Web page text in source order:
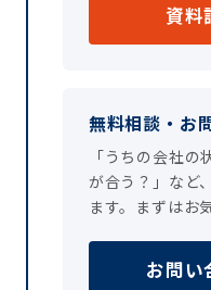
資料
無料相談・お
「うちの会社
が合う？」など
ます。まずはお
お問い